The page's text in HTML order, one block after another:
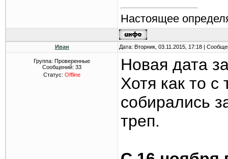
Настоящее
Иван Дата: Вторник, 03.11.2015, 17:18 |
Группа: Проверенные
Сообщений: 33
Статус: Offline
Новая дата
Хотя как то с
собирались
треп.